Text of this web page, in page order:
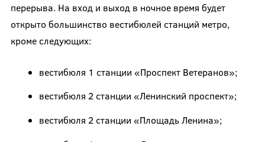
перерыва. На вход и выход в ночное время будет
открыто большинство вестибюлей станций метро,
кроме следующих:
вестибюля 1 станции «Проспект Ветеранов»;
вестибюля 2 станции «Ленинский проспект»;
вестибюля 2 станции «Площадь Ленина»;